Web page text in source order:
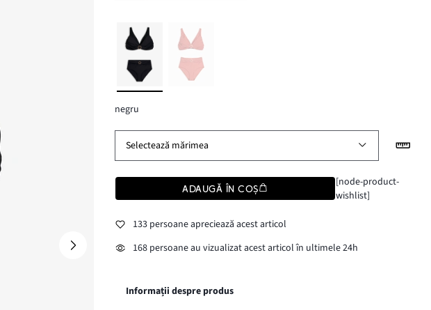
negru
Selectează mărimea
ADAUGĂ ÎN COȘ
[node-product-
wishlist]
133 persoane apreciează acest articol
168 persoane au vizualizat acest articol în ultimele 24h
Informații despre produs